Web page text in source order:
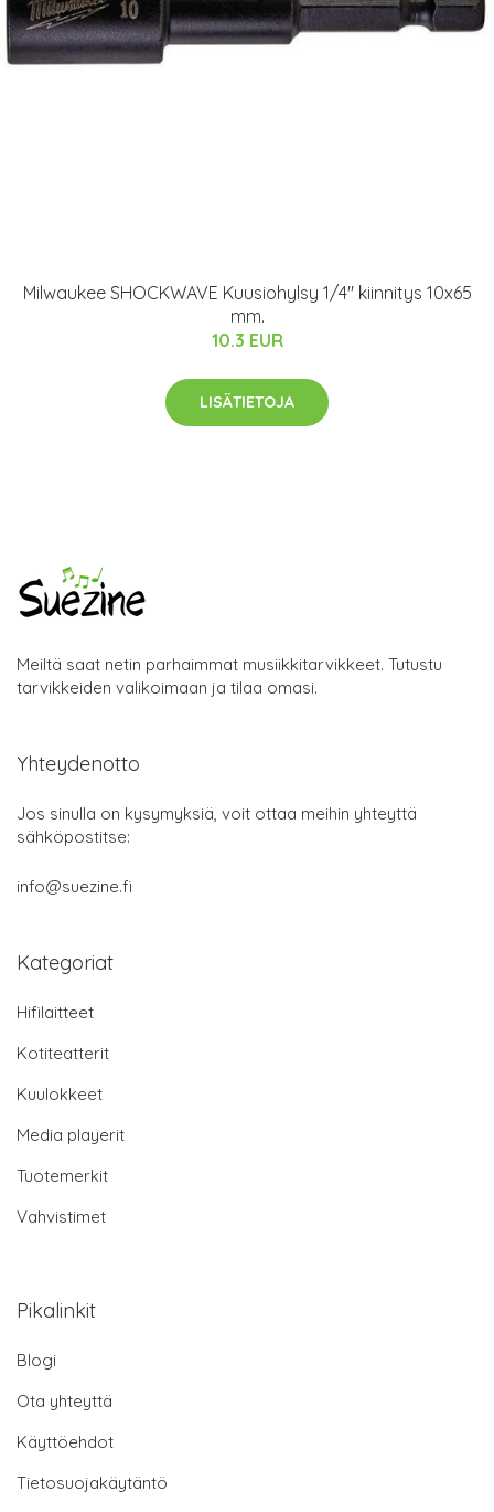
Milwaukee SHOCKWAVE Kuusiohylsy 1/4" kiinnitys 10x65
mm.
10.3 EUR
LISÄTIETOJA
Meiltä saat netin parhaimmat musiikkitarvikkeet. Tutustu
tarvikkeiden valikoimaan ja tilaa omasi.
Yhteydenotto
Jos sinulla on kysymyksiä, voit ottaa meihin yhteyttä
sähköpostitse:
info@suezine.fi
Kategoriat
Hifilaitteet
Kotiteatterit
Kuulokkeet
Media playerit
Tuotemerkit
Vahvistimet
Pikalinkit
Blogi
Ota yhteyttä
Käyttöehdot
Tietosuojakäytäntö